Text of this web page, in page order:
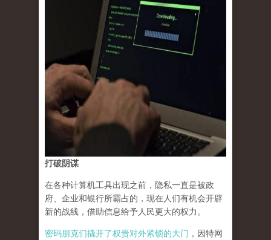
打破阴谋
在各种计算机工具出现之前，隐私一直是被政
府、企业和银行所霸占的，现在人们有机会开辟
新的战线，借助信息给予人民更大的权力。
密码朋克们撬开了权贵对外紧锁的大门 ，因特网